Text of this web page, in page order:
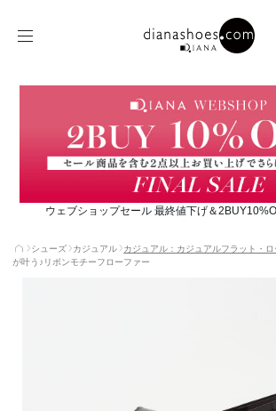
ウェブショップセール 最終値下げ＆
シューズ カジュアル カジュアル：カジュアルフラット・
が叶う♪リボンモチーフローファー